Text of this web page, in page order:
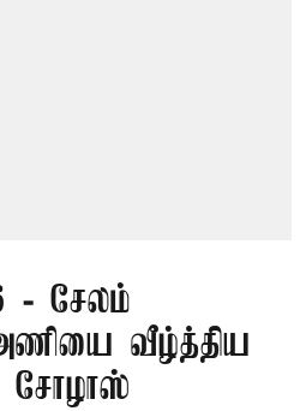
- சேலம்
வீழ்த்திய
சோழாஸ்